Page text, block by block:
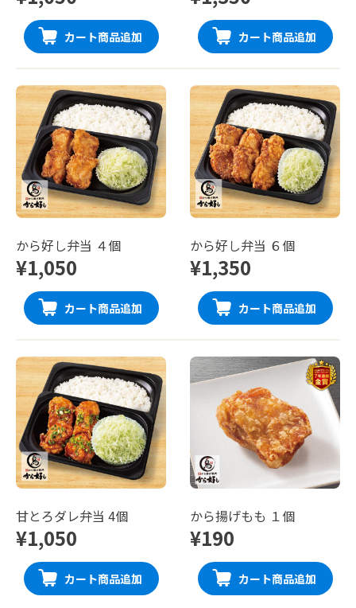
カート商品追加 カート商品追加
から好し弁当 ４個
¥1,050
カート商品追加
から好し弁当 ６個
¥1,350
カート商品追加
甘とろダレ弁当 4個
¥1,050
カート商品追加
から揚げもも １個
¥190
カート商品追加